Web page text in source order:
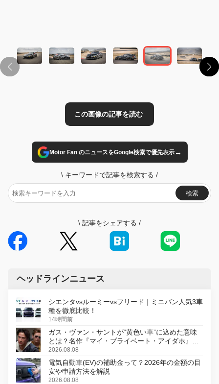
Motor Fan のニュースをGoogle検索で優先表示→
\ キーワードで記事を検索する /
検索
\ 記事をシェアする /
ヘッドラインニュース
シエンタvsルーミーvsフリード｜ミニバン人気3車
種を徹底比較！
14時間前
ガス・ヴァン・サントが“黄色い車”に込めた意味
とは？名作『マイ・プライベート・アイダホ』が
初のデジタルリマスター版で復活
2026.08.08
電気自動車(EV)の補助金って？2026年の金額の目
安や申請方法を解説
2026.08.08